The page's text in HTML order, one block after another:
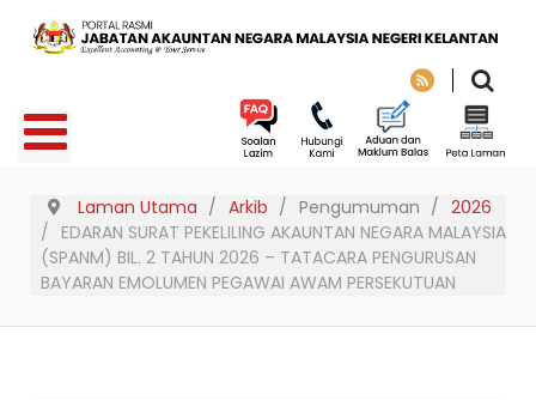
Laman Utama Arkib Pengumuman
2026
EDARAN SURAT PEKELILING AKAUNTAN NEGARA MALAYSIA
(SPANM) BIL. 2 TAHUN 2026 – TATACARA PENGURUSAN
BAYARAN EMOLUMEN PEGAWAI AWAM PERSEKUTUAN